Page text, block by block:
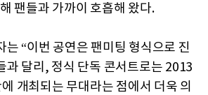
팬들과 가까이 호흡해 왔다.
는 “이번 공연은 팬미팅 형식으로 진
과 달리, 정식 단독 콘서트로는 2013
개최되는 무대라는 점에서 더욱 의